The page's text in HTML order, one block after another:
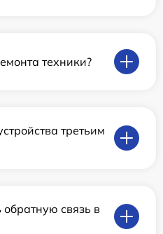
техники?
третьим
связь в